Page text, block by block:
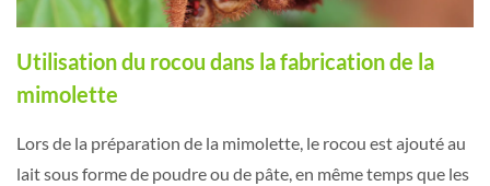
Utilisation du rocou dans la fabrication de la
mimolette
Lors de la préparation de la mimolette, le rocou est ajouté au
lait sous forme de poudre ou de pâte, en même temps que les